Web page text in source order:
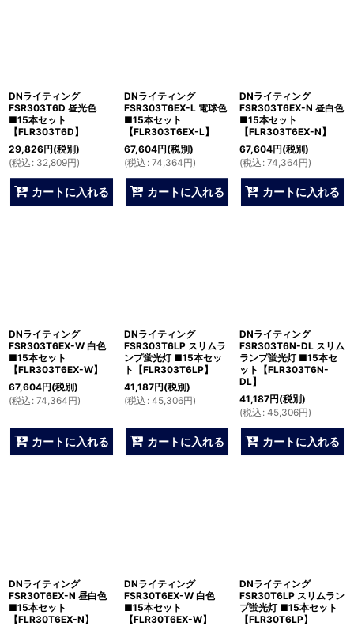
DNライティング
FSR303T6D 昼光色
■15本セット
【FLR303T6D】
29,826円(税別)
(税込 : 32,809円)
カートに入れる
DNライティング
FSR303T6EX-L 電球色
■15本セット
【FLR303T6EX-L】
67,604円(税別)
(税込 : 74,364円)
カートに入れる
DNライティング
FSR303T6EX-N 昼白色
■15本セット
【FLR303T6EX-N】
67,604円(税別)
(税込 : 74,364円)
カートに入れる
DNライティング
FSR303T6EX-W 白色
■15本セット
【FLR303T6EX-W】
67,604円(税別)
(税込 : 74,364円)
カートに入れる
DNライティング
FSR303T6LP スリムラ
ンプ蛍光灯 ■15本セッ
ト【FLR303T6LP】
41,187円(税別)
(税込 : 45,306円)
カートに入れる
DNライティング
FSR303T6N-DL スリム
ランプ蛍光灯 ■15本セ
ット【FLR303T6N-
DL】
41,187円(税別)
(税込 : 45,306円)
カートに入れる
DNライティング
FSR30T6EX-N 昼白色
■15本セット
【FLR30T6EX-N】
DNライティング
FSR30T6EX-W 白色
■15本セット
【FLR30T6EX-W】
DNライティング
FSR30T6LP スリムラン
プ蛍光灯 ■15本セット
【FLR30T6LP】